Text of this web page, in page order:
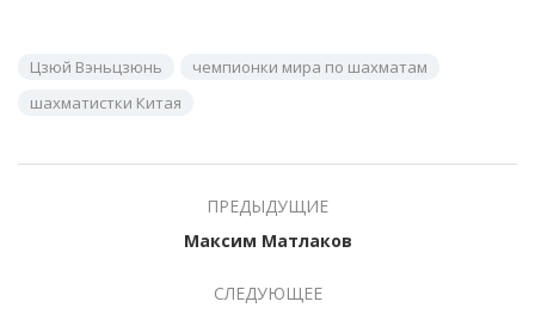
Цзюй Вэньцзюнь
чемпионки мира по шахматам
шахматистки Китая
ПРЕДЫДУЩИЕ
Максим Матлаков
СЛЕДУЮЩЕЕ